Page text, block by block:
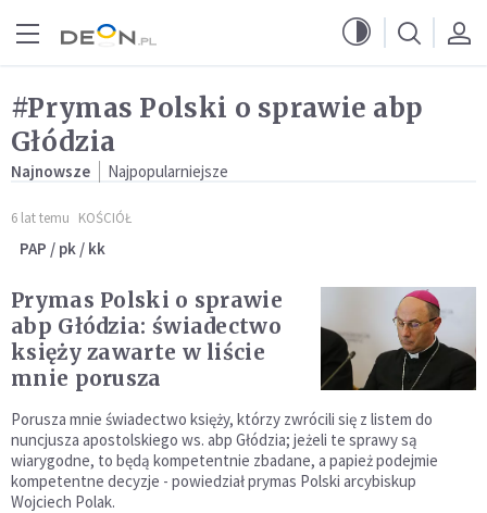
#Prymas Polski o sprawie abp
Głódzia
Najnowsze Najpopularniejsze
6 lat temu KOŚCIÓŁ
PAP / pk / kk
Prymas Polski o sprawie
abp Głódzia: świadectwo
księży zawarte w liście
mnie porusza
Porusza mnie świadectwo księży, którzy zwrócili się z listem do
nuncjusza apostolskiego ws. abp Głódzia; jeżeli te sprawy są
wiarygodne, to będą kompetentnie zbadane, a papież podejmie
kompetentne decyzje - powiedział prymas Polski arcybiskup
Wojciech Polak.